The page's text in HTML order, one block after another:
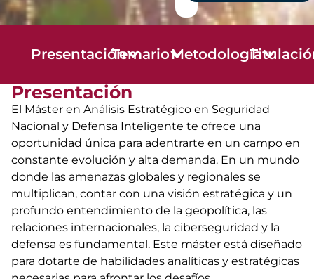
PresentaciónTemarioMetodología
Presentación
El Máster en Análisis Estratégico en Seguridad
Nacional y Defensa Inteligente te ofrece una
oportunidad única para adentrarte en un campo en
constante evolución y alta demanda. En un mundo
donde las amenazas globales y regionales se
multiplican, contar con una visión estratégica y un
profundo entendimiento de la geopolítica, las
relaciones internacionales, la ciberseguridad y la
defensa es fundamental. Este máster está diseñado
para dotarte de habilidades analíticas y estratégicas